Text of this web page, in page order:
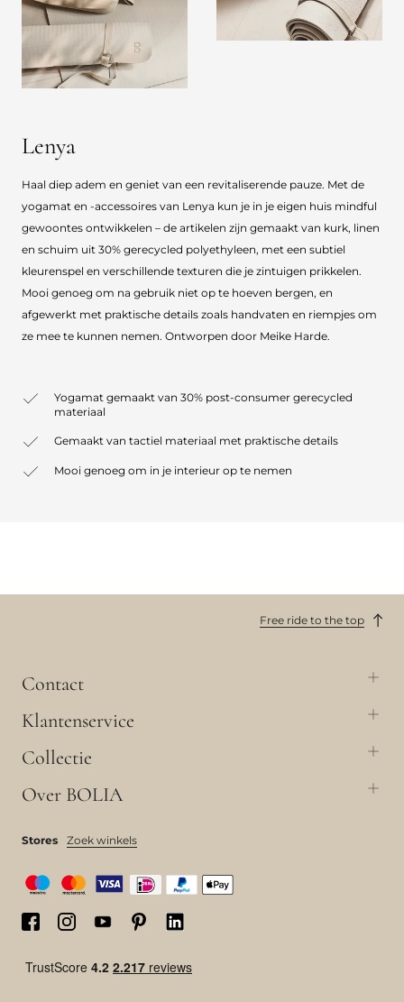
Lenya
Haal diep adem en geniet van een revitaliserende pauze. Met de
yogamat en -accessoires van Lenya kun je in je eigen huis mindful
gewoontes ontwikkelen – de artikelen zijn gemaakt van kurk, linen
en schuim uit 30% gerecycled polyethyleen, met een subtiel
kleurenspel en verschillende texturen die je zintuigen prikkelen.
Mooi genoeg om na gebruik niet op te hoeven bergen, en
afgewerkt met praktische details zoals handvaten en riempjes om
ze mee te kunnen nemen. Ontworpen door Meike Harde.
Yogamat gemaakt van 30% post-consumer gerecycled
materiaal
Gemaakt van tactiel materiaal met praktische details
Mooi genoeg om in je interieur op te nemen
Free ride to the top
Contact
Klantenservice
Collectie
Over BOLIA
Stores Zoek winkels